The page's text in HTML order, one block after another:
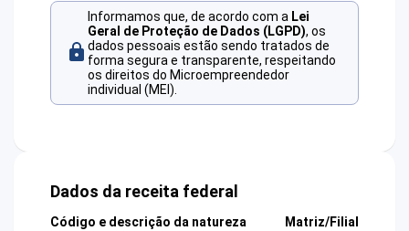
Informamos que, de acordo com a Lei
Geral de Proteção de Dados (LGPD), os
dados pessoais estão sendo tratados de
forma segura e transparente, respeitando
os direitos do Microempreendedor
individual (MEI).
Dados da receita federal
Código e descrição da natureza
Matriz/Filial